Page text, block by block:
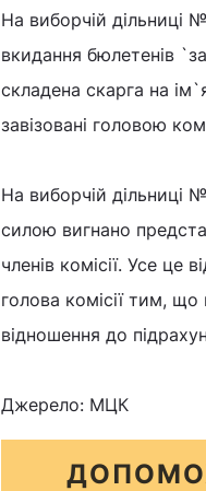
На виборчій дільниці
вкидання бюлетенів
складена скарга на
завізовані головою
На виборчій
силою вигнано
членів комісії. Усе це
голова комісії тим,
відношення до
Джерело: МЦК